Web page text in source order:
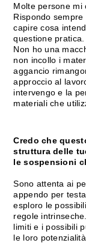
Molte persone mi
Rispondo
capire cosa
questione
Non ho una
non incollo i
aggancio
approccio al
intervengo e la
materiali che
Credo che
struttura delle
le sospensioni
Sono attenta ai
appendo per
esploro le
regole
limiti e i possibili
le loro